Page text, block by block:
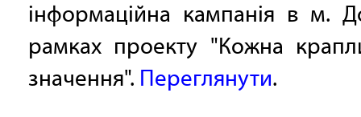
інформаційна кампанія в м.
рамках проекту "Кожна
значення". Переглянути.